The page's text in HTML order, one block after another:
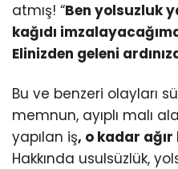
atmış! “Ben yolsuzluk
kağıdı
Elinizden geleni
Bu ve benzeri olayları
memnun, ayıplı malı
yapılan iş, o kadar
Hakkında usulsüzlük,